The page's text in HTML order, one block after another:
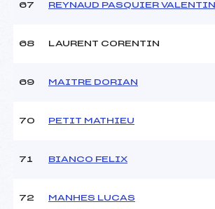
67 REYNAUD PASQUIER VALENTIN
68 LAURENT CORENTIN
69 MAITRE DORIAN
70 PETIT MATHIEU
71 BIANCO FELIX
72 MANHES LUCAS